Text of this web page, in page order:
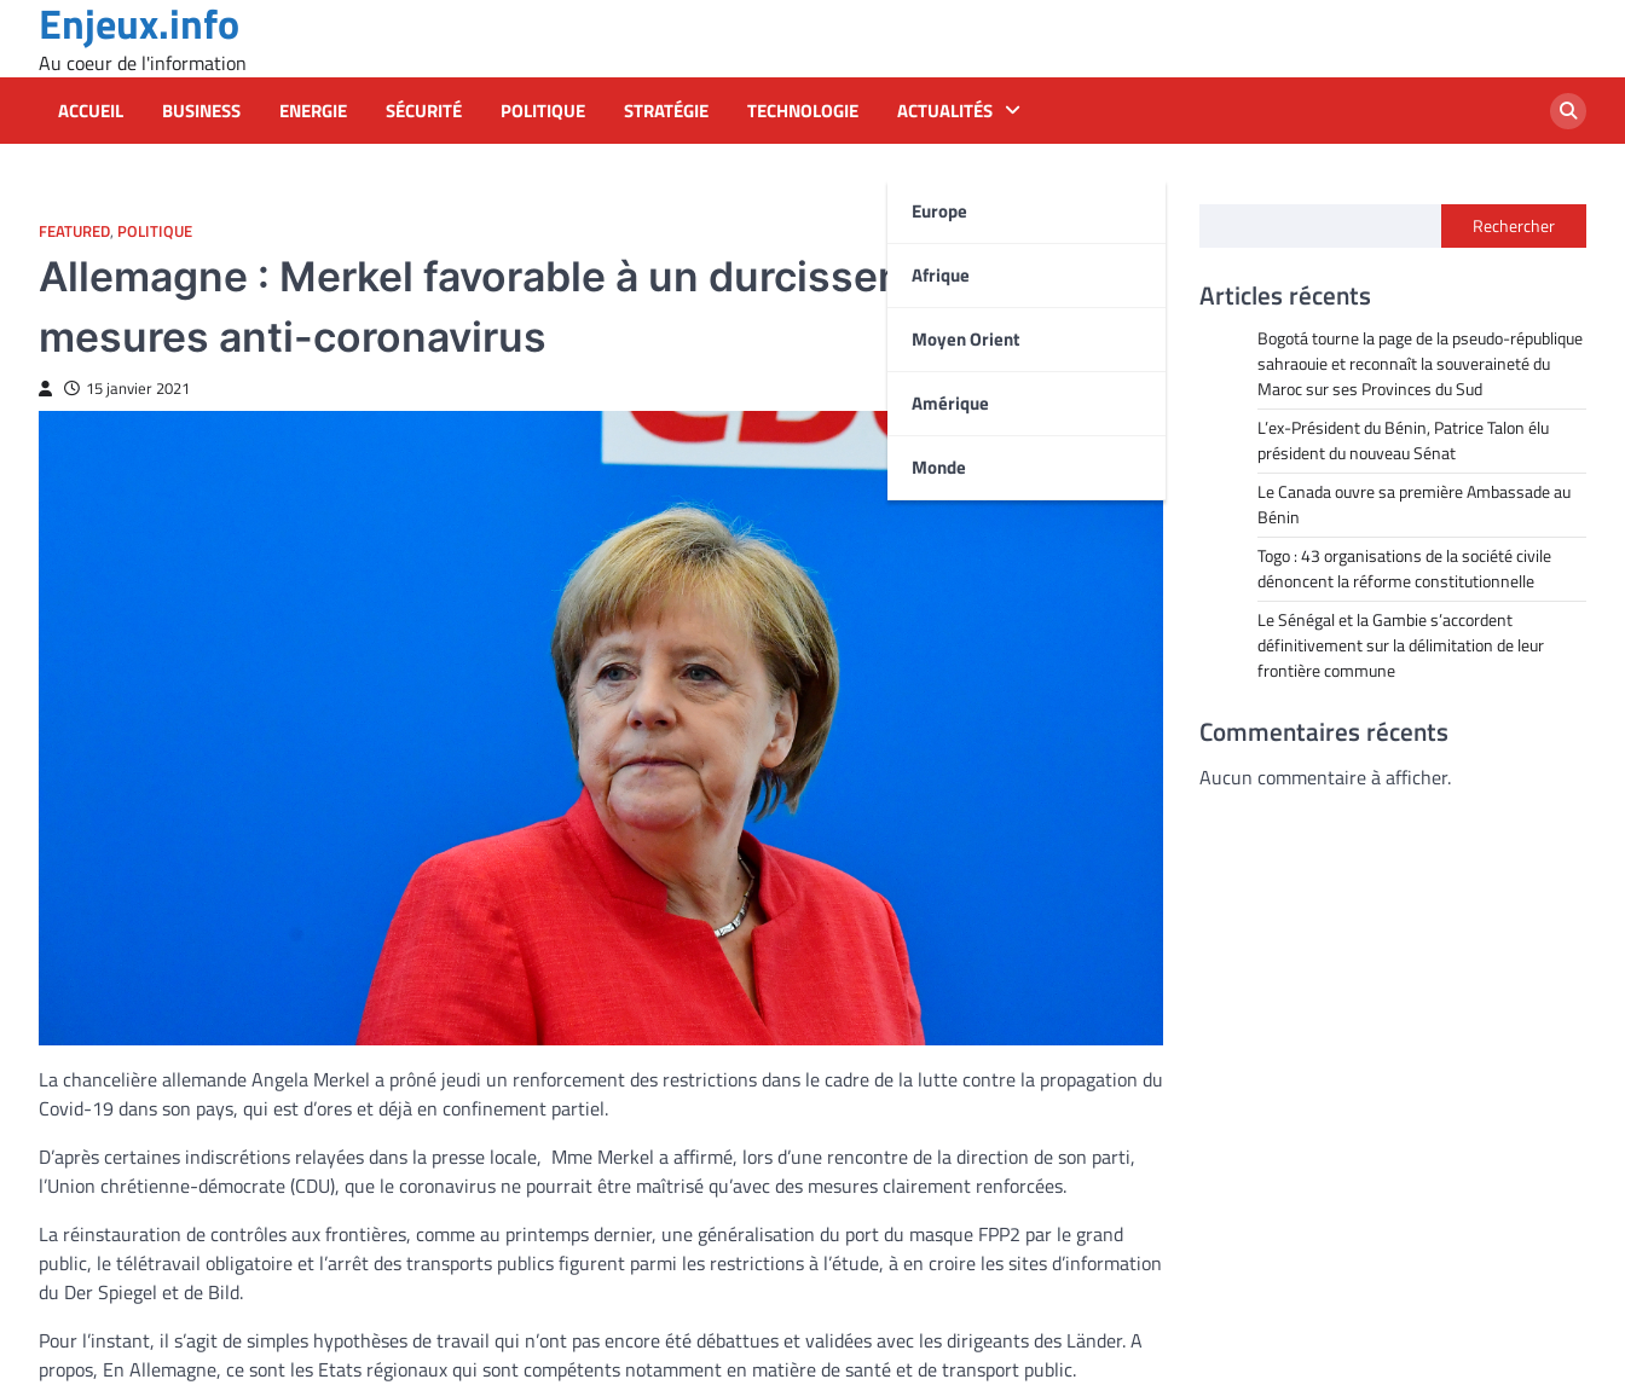
content
Enjeux.info
Au coeur de l'information
ACCUEIL BUSINESS ENERGIE SÉCURITÉ POLITIQUE STRATÉGIE TECHNOLOGIE ACTUALITÉS
Europe
Afrique
Moyen Orient
Amérique
Monde
FEATURED, POLITIQUE
Allemagne : Merkel favorable à un durcissement des
mesures anti-coronavirus
15 janvier 2021
La chancelière allemande Angela Merkel a prôné jeudi un renforcement des restrictions dans le cadre de la lutte contre la propagation du
Covid-19 dans son pays, qui est d’ores et déjà en confinement partiel.
D’après certaines indiscrétions relayées dans la presse locale, Mme Merkel a affirmé, lors d’une rencontre de la direction de son parti,
l’Union chrétienne-démocrate (CDU), que le coronavirus ne pourrait être maîtrisé qu’avec des mesures clairement renforcées.
La réinstauration de contrôles aux frontières, comme au printemps dernier, une généralisation du port du masque FPP2 par le grand
public, le télétravail obligatoire et l’arrêt des transports publics figurent parmi les restrictions à l’étude, à en croire les sites d’information
du Der Spiegel et de Bild.
Pour l’instant, il s’agit de simples hypothèses de travail qui n’ont pas encore été débattues et validées avec les dirigeants des Länder. A
propos, En Allemagne, ce sont les Etats régionaux qui sont compétents notamment en matière de santé et de transport public.
Rechercher
Articles récents
Bogotá tourne la page de la pseudo-république
sahraouie et reconnaît la souveraineté du
Maroc sur ses Provinces du Sud
L’ex-Président du Bénin, Patrice Talon élu
président du nouveau Sénat
Le Canada ouvre sa première Ambassade au
Bénin
Togo : 43 organisations de la société civile
dénoncent la réforme constitutionnelle
Le Sénégal et la Gambie s’accordent
définitivement sur la délimitation de leur
frontière commune
Commentaires récents
Aucun commentaire à afficher.